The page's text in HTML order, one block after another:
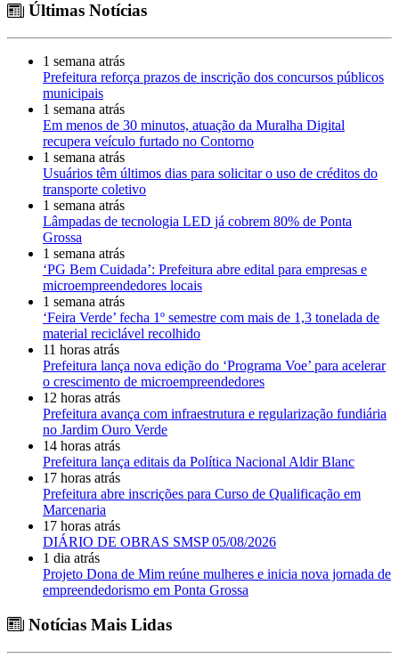
Últimas Notícias
1 semana atrás
Prefeitura reforça prazos de inscrição dos concursos públicos
municipais
1 semana atrás
Em menos de 30 minutos, atuação da Muralha Digital
recupera veículo furtado no Contorno
1 semana atrás
Usuários têm últimos dias para solicitar o uso de créditos do
transporte coletivo
1 semana atrás
Lâmpadas de tecnologia LED já cobrem 80% de Ponta
Grossa
1 semana atrás
‘PG Bem Cuidada’: Prefeitura abre edital para empresas e
microempreendedores locais
1 semana atrás
‘Feira Verde’ fecha 1º semestre com mais de 1,3 tonelada de
material reciclável recolhido
11 horas atrás
Prefeitura lança nova edição do ‘Programa Voe’ para acelerar
o crescimento de microempreendedores
12 horas atrás
Prefeitura avança com infraestrutura e regularização fundiária
no Jardim Ouro Verde
14 horas atrás
Prefeitura lança editais da Política Nacional Aldir Blanc
17 horas atrás
Prefeitura abre inscrições para Curso de Qualificação em
Marcenaria
17 horas atrás
DIÁRIO DE OBRAS SMSP 05/08/2026
1 dia atrás
Projeto Dona de Mim reúne mulheres e inicia nova jornada de
empreendedorismo em Ponta Grossa
Notícias Mais Lidas